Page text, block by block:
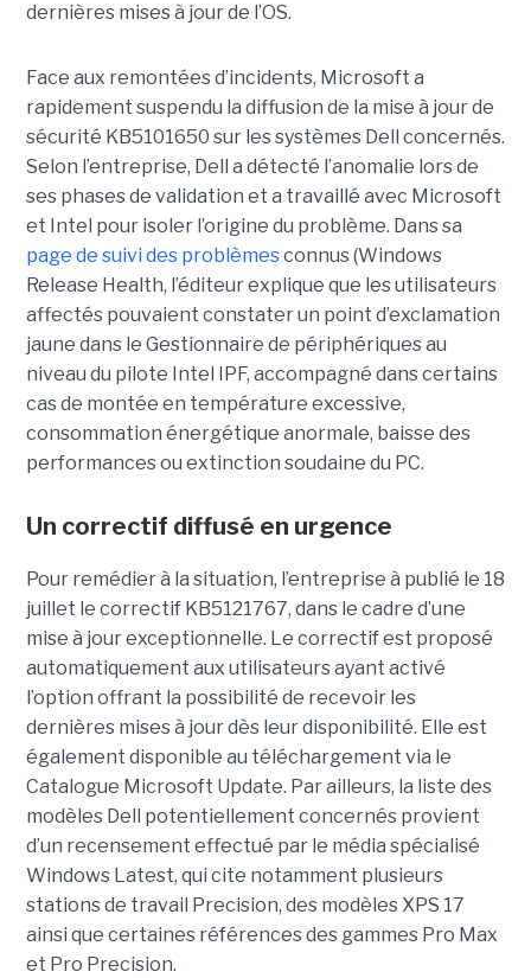
dernières mises à jour de l’OS.
Face aux remontées d’incidents, Microsoft a
rapidement suspendu la diffusion de la mise à jour de
sécurité KB5101650 sur les systèmes Dell concernés.
Selon l’entreprise, Dell a détecté l’anomalie lors de
ses phases de validation et a travaillé avec Microsoft
et Intel pour isoler l’origine du problème. Dans sa
page de suivi des problèmesconnus (Windows
Release Health, l’éditeur explique que les utilisateurs
affectés pouvaient constater un point d’exclamation
jaune dans le Gestionnaire de périphériques au
niveau du pilote Intel IPF, accompagné dans certains
cas de montée en température excessive,
consommation énergétique anormale, baisse des
performances ou extinction soudaine du PC.
Un correctif diffusé en urgence
Pour remédier à la situation, l’entreprise à publié le 18
juillet le correctif KB5121767, dans le cadre d’une
mise à jour exceptionnelle. Le correctif est proposé
automatiquement aux utilisateurs ayant activé
l’option offrant la possibilité de recevoir les
dernières mises à jour dès leur disponibilité. Elle est
également disponible au téléchargement via le
Catalogue Microsoft Update. Par ailleurs, la liste des
modèles Dell potentiellement concernés provient
d’un recensement effectué par le média spécialisé
Windows Latest, qui cite notamment plusieurs
stations de travail Precision, des modèles XPS 17
ainsi que certaines références des gammes Pro Max
et Pro Precision.